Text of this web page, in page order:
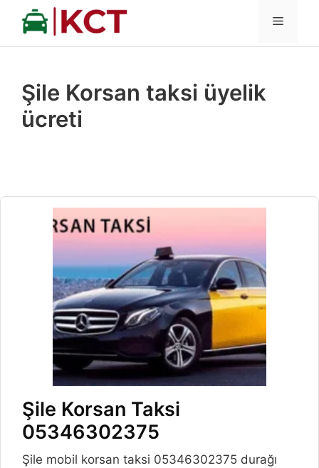
İçeriğe
MENÜ
Şile Korsan taksi üyelik
ücreti
Şile Korsan Taksi
05346302375
Şile mobil korsan taksi 05346302375 durağı